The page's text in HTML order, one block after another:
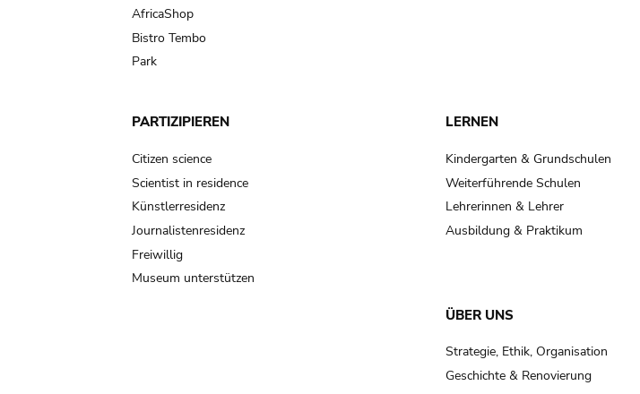
AfricaShop
Bistro Tembo
Park
PARTIZIPIEREN
Citizen science
Scientist in residence
Künstlerresidenz
Journalistenresidenz
Freiwillig
Museum unterstützen
LERNEN
Kindergarten & Grundschulen
Weiterführende Schulen
Lehrerinnen & Lehrer
Ausbildung & Praktikum
ÜBER UNS
Strategie, Ethik, Organisation
Geschichte & Renovierung